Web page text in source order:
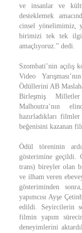
ve insanlar ve
desteklemek
cinsel yönelimimiz,
birimizi tek tek
amaçlıyoruz.” dedi.
Szombati’nin açılış
Video
Ödüllerini AB
Birleşmiş
Malhoutra’nın
hazırladıkları
beğenisini kazanan
Ödül töreninin
gösterimine geçildi.
trans) bireyler olan
ve ilham veren
gösteriminden
yapımcısı Ayşe
edildi. Seyircilerin
filmin yapım
deneyimlerini